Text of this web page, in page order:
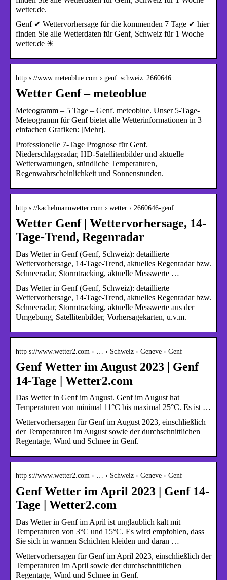
wetter.de.
Genf ✔ Wettervorhersage für die kommenden 7 Tage ✔ hier
finden Sie alle Wetterdaten für Genf, Schweiz für 1 Woche –
wetter.de ☀
http s://www.meteoblue.com › genf_schweiz_2660646
Wetter Genf – meteoblue
Meteogramm – 5 Tage – Genf. meteoblue. Unser 5-Tage-
Meteogramm für Genf bietet alle Wetterinformationen in 3
einfachen Grafiken: [Mehr].
Professionelle 7-Tage Prognose für Genf.
Niederschlagsradar, HD-Satellitenbilder und aktuelle
Wetterwarnungen, stündliche Temperaturen,
Regenwahrscheinlichkeit und Sonnenstunden.
http s://kachelmannwetter.com › wetter › 2660646-genf
Wetter Genf | Wettervorhersage, 14-
Tage-Trend, Regenradar
Das Wetter in Genf (Genf, Schweiz): detaillierte
Wettervorhersage, 14-Tage-Trend, aktuelles Regenradar bzw.
Schneeradar, Stormtracking, aktuelle Messwerte …
Das Wetter in Genf (Genf, Schweiz): detaillierte
Wettervorhersage, 14-Tage-Trend, aktuelles Regenradar bzw.
Schneeradar, Stormtracking, aktuelle Messwerte aus der
Umgebung, Satellitenbilder, Vorhersagekarten, u.v.m.
http s://www.wetter2.com › … › Schweiz › Geneve › Genf
Genf Wetter im August 2023 | Genf
14-Tage | Wetter2.com
Das Wetter in Genf im August. Genf im August hat
Temperaturen von minimal 11°C bis maximal 25°C. Es ist …
Wettervorhersagen für Genf im August 2023, einschließlich
der Temperaturen im August sowie der durchschnittlichen
Regentage, Wind und Schnee in Genf.
http s://www.wetter2.com › … › Schweiz › Geneve › Genf
Genf Wetter im April 2023 | Genf 14-
Tage | Wetter2.com
Das Wetter in Genf im April ist unglaublich kalt mit
Temperaturen von 3°C und 15°C. Es wird empfohlen, dass
Sie sich in warmen Schichten kleiden und daran …
Wettervorhersagen für Genf im April 2023, einschließlich der
Temperaturen im April sowie der durchschnittlichen
Regentage, Wind und Schnee in Genf.